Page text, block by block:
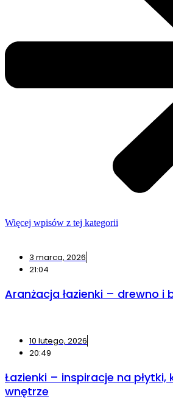
Więcej wpisów z tej kategorii
3 marca, 2026
21:04
Aranżacja łazienki – drewno i
10 lutego, 2026
20:49
Łazienki – inspiracje na
wnętrze